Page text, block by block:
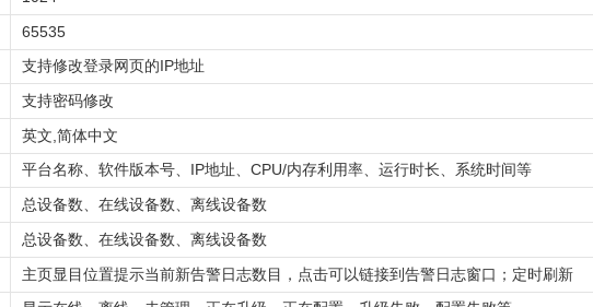
65535
支持修改登录网页的IP地址
支持密码修改
英文,简体中文
平台名称、软件版本号、IP地址、CPU/内存利用率、运行时长、系统时间等
总设备数、在线设备数、离线设备数
总设备数、在线设备数、离线设备数
主页显目位置提示当前新告警日志数目，点击可以链接到告警日志窗口；定时刷新